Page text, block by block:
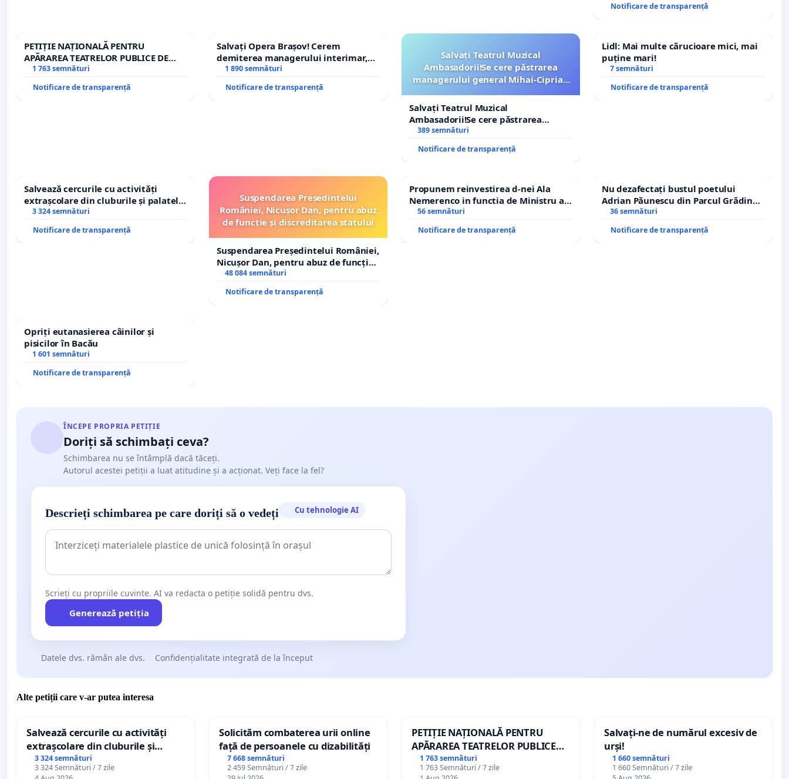
Notificare de transparență
PETIȚIE NAȚIONALĂ PENTRU
APĂRAREA TEATRELOR PUBLICE DE
REPERTORIU DIN ROMÂNIA
1 763 semnături
Notificare de transparență
Salvați Opera Brașov! Cerem
demiterea managerului interimar,
Petrean Lucian-Marius!
1 890 semnături
Notificare de transparență
Salvați Teatrul Muzical
Ambasadorii!Se cere păstrarea
managerului general Mihai-Ciprian
Salvați Teatrul Muzical
Ambasadorii!Se cere păstrarea
managerului general Mihai-Ciprian
389 semnături
Notificare de transparență
Lidl: Mai multe cărucioare mici, mai
puține mari!
7 semnături
Notificare de transparență
Salvează cercurile cu activități
extrașcolare din cluburile și palatele
copiilor
3 324 semnături
Notificare de transparență
Suspendarea Președintelui
României, Nicușor Dan, pentru abuz
de funcție și discreditarea statului
Suspendarea Președintelui României,
Nicușor Dan, pentru abuz de funcție
și discreditarea statului
48 084 semnături
Notificare de transparență
Propunem reinvestirea d-nei Ala
Nemerenco in functia de Ministru al
Sanatatii
56 semnături
Notificare de transparență
Nu dezafectați bustul poetului
Adrian Păunescu din Parcul Grădina
Icoanei! Stop cenzurii culturale!
36 semnături
Notificare de transparență
Opriți eutanasierea câinilor și
pisicilor în Bacău
1 601 semnături
Notificare de transparență
ÎNCEPE PROPRIA PETIȚIE
Doriți să schimbați ceva?
Schimbarea nu se întâmplă dacă tăceți.
Autorul acestei petiții a luat atitudine și a acționat. Veți face la fel?
Descrieți schimbarea pe care doriți să o vedeți Cu tehnologie AI
Scrieți cu propriile cuvinte. AI va redacta o petiție solidă pentru dvs.
Generează petiția
Datele dvs. rămân ale dvs. Confidențialitate integrată de la început
Alte petiții care v-ar putea interesa
Salvează cercurile cu activități
extrașcolare din cluburile și
palatele copiilor
3 324 semnături
3 324 Semnături / 7 zile
Solicităm combaterea urii online
față de persoanele cu dizabilități
7 668 semnături
2 459 Semnături / 7 zile
PETIȚIE NAȚIONALĂ PENTRU
APĂRAREA TEATRELOR PUBLICE
DE REPERTORIU DIN ROMÂNIA
1 763 semnături
1 763 Semnături / 7 zile
Salvați-ne de numărul excesiv de
urși!
1 660 semnături
1 660 Semnături / 7 zile